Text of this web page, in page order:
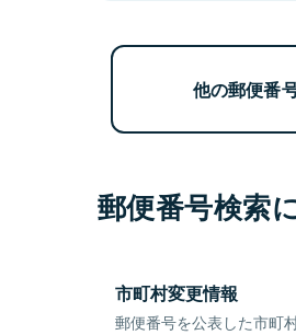
他の郵便番
郵便番号検索
市町村変更情報
郵便番号を公表した市町